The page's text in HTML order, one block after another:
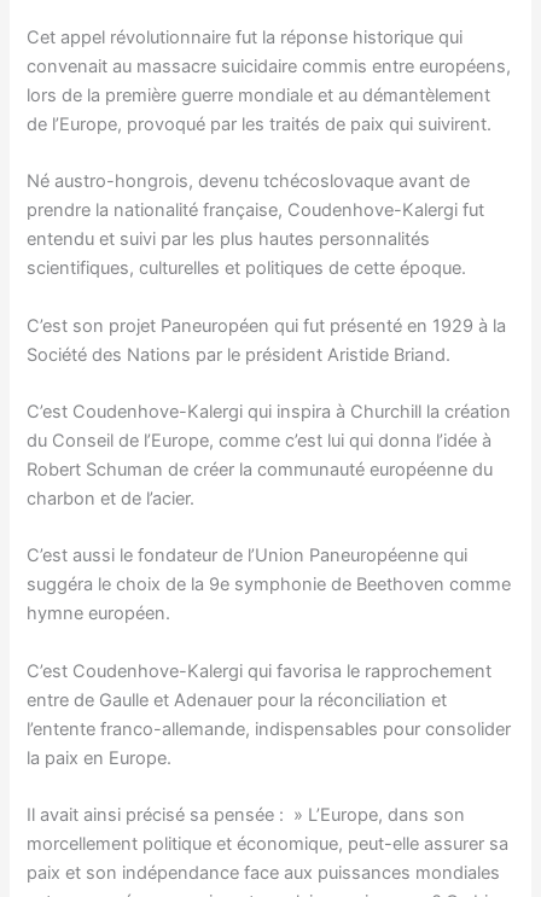
Cet appel révolutionnaire fut la réponse historique qui
convenait au massacre suicidaire commis entre européens,
lors de la première guerre mondiale et au démantèlement
de l’Europe, provoqué par les traités de paix qui suivirent.
Né austro-hongrois, devenu tchécoslovaque avant de
prendre la nationalité française, Coudenhove-Kalergi fut
entendu et suivi par les plus hautes personnalités
scientifiques, culturelles et politiques de cette époque.
C’est son projet Paneuropéen qui fut présenté en 1929 à la
Société des Nations par le président Aristide Briand.
C’est Coudenhove-Kalergi qui inspira à Churchill la création
du Conseil de l’Europe, comme c’est lui qui donna l’idée à
Robert Schuman de créer la communauté européenne du
charbon et de l’acier.
C’est aussi le fondateur de l’Union Paneuropéenne qui
suggéra le choix de la 9e symphonie de Beethoven comme
hymne européen.
C’est Coudenhove-Kalergi qui favorisa le rapprochement
entre de Gaulle et Adenauer pour la réconciliation et
l’entente franco-allemande, indispensables pour consolider
la paix en Europe.
Il avait ainsi précisé sa pensée : » L’Europe, dans son
morcellement politique et économique, peut-elle assurer sa
paix et son indépendance face aux puissances mondiales